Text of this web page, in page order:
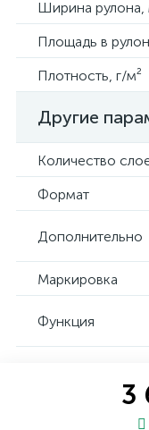
Ширина
Площадь в
Плотность, г/м²
Другие
Количество
Формат
Дополнительно
Маркировка
Функция
3